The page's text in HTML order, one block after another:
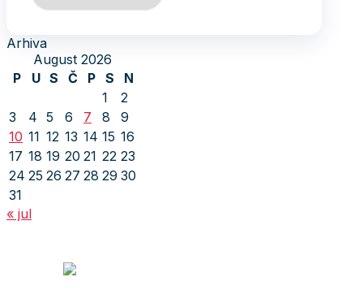
Arhiva
August 2026
P
U S Č P S
N
1
2
3
4 5 6 7 8
9
10 11 12 13 14 15 16
17 18 19 20 21 22 23
24 25 26 27 28 29 30
31
« jul